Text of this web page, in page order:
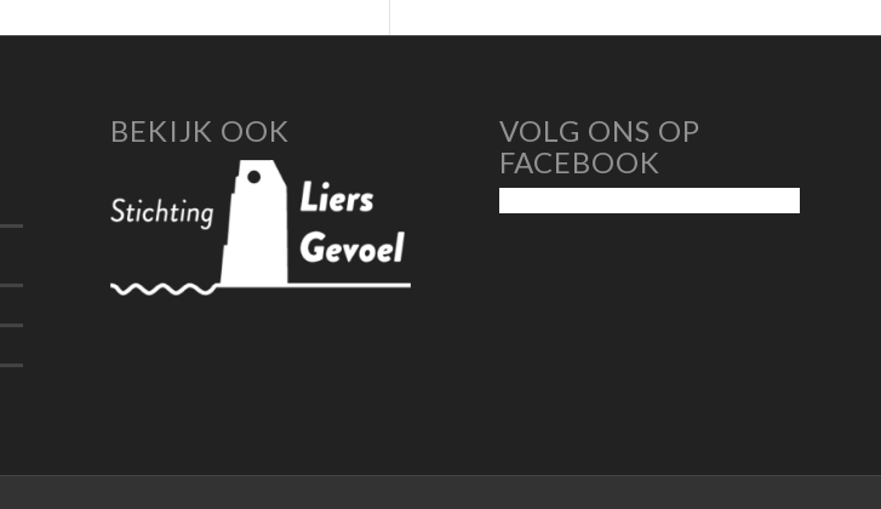
BEKIJK OOK
VOLG ONS OP
FACEBOOK